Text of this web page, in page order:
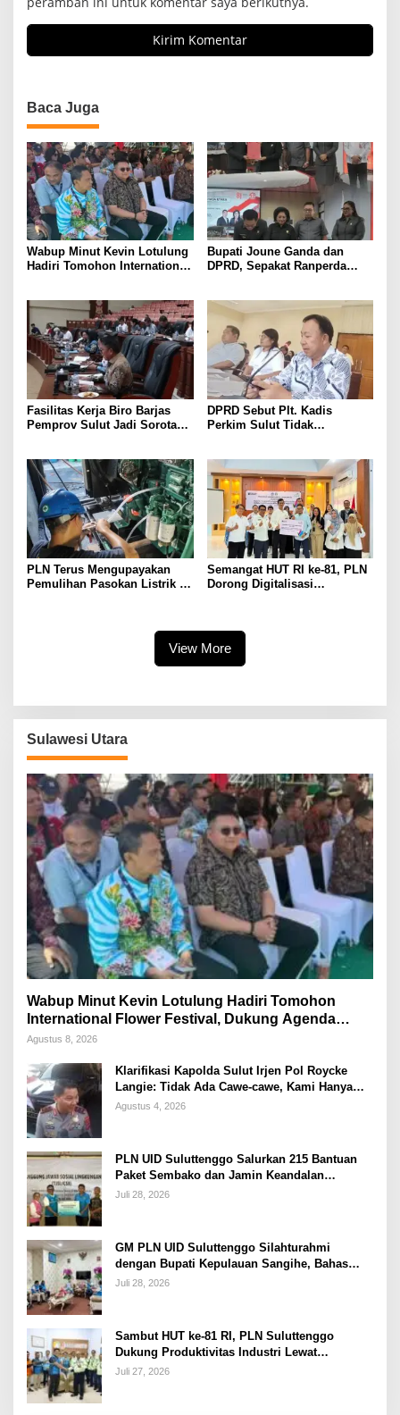
Baca Juga
Wabup Minut Kevin Lotulung
Hadiri Tomohon International
Bupati Joune Ganda dan
DPRD, Sepakat Ranperda
Fasilitas Kerja Biro Barjas
Pemprov Sulut Jadi Sorotan
DPRD Sebut Plt. Kadis
Perkim Sulut Tidak
PLN Terus Mengupayakan
Pemulihan Pasokan Listrik di
Semangat HUT RI ke-81, PLN
Dorong Digitalisasi
View More
Sulawesi Utara
Wabup Minut Kevin Lotulung Hadiri Tomohon
International Flower Festival, Dukung Agenda
Pariwisata Nasional
Agustus 8, 2026
Klarifikasi Kapolda Sulut Irjen Pol Roycke
Langie: Tidak Ada Cawe-cawe, Kami Hanya
Jalankan Perintah Undang-Undang
Agustus 4, 2026
PLN UID Suluttenggo Salurkan 215 Bantuan
Paket Sembako dan Jamin Keandalan
Kelistrikan Pasca Bencana di Tamako
Juli 28, 2026
GM PLN UID Suluttenggo Silahturahmi
dengan Bupati Kepulauan Sangihe, Bahas
Keandalan Sistem Kelistrikan hingga
Juli 28, 2026
Sambut HUT ke-81 RI, PLN Suluttenggo
Dukung Produktivitas Industri Lewat
Penambahan Daya PT J Resources Bolaang
Juli 27, 2026